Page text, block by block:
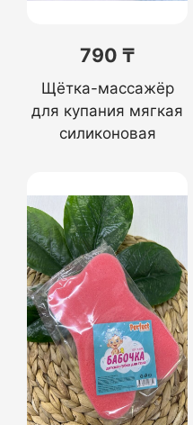
790 ₸
Щётка-массажёр
для купания мягкая
силиконовая